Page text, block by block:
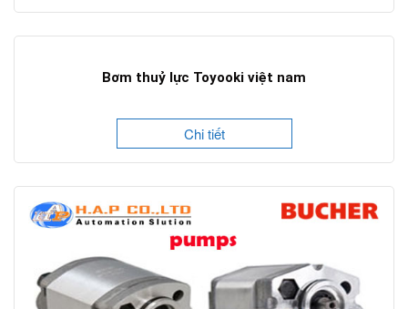
Bơm thuỷ lực Toyooki việt nam
Chi tiết